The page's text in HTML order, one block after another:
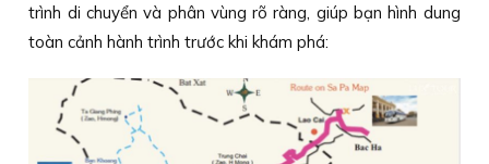
trình di chuyển và phân vùng rõ ràng, giúp bạn hình dung
toàn cảnh hành trình trước khi khám phá: